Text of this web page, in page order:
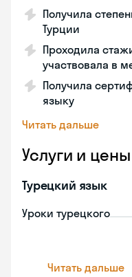
Получила
Турции
Проходила
участвовала в
Получила
языку
Читать дальше
Услуги и цены
Турецкий язык
Уроки турецкого
Читать дальше